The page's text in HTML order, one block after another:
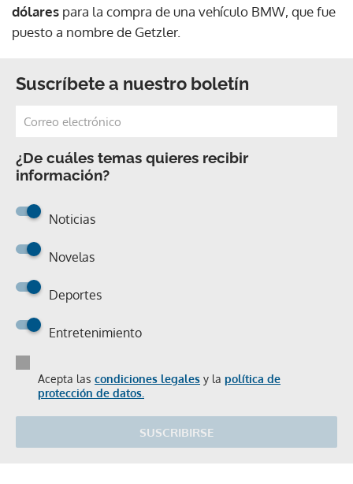
dólares para la compra de una vehículo BMW, que fue
puesto a nombre de Getzler.
Suscríbete a nuestro boletín
¿De cuáles temas quieres recibir
información?
Noticias
Novelas
Deportes
Entretenimiento
Acepta las condiciones legales y la política de
protección de datos.
SUSCRIBIRSE